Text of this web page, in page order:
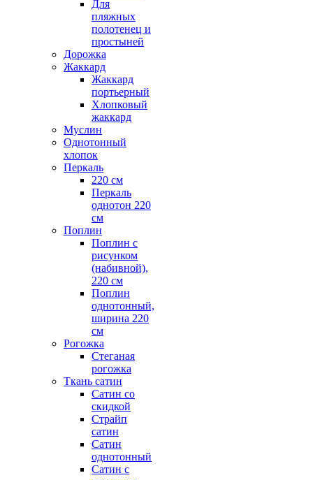
Для
пляжных
полотенец и
простыней
Дорожка
Жаккард
Жаккард
портьерный
Хлопковый
жаккард
Муслин
Однотонный
хлопок
Перкаль
220 см
Перкаль
однотон 220
см
Поплин
Поплин с
рисунком
(набивной),
220 см
Поплин
однотонный,
ширина 220
см
Рогожка
Стеганая
рогожка
Ткань сатин
Сатин со
скидкой
Страйп
сатин
Сатин
однотонный
Сатин с